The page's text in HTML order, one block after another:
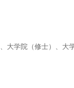
大学院（修士）、大